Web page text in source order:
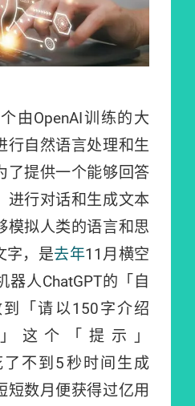
个由OpenAI训练的大
行自然语言处理和生
了提供一个能够回答
进行对话和生成文本
模拟人类的语言和思
字，是去年11月横空
人ChatGPT的「自
「请以150字介绍
这个「提示」
了不到5秒时间生成
短数月便获得过亿用